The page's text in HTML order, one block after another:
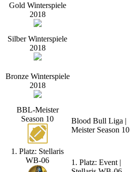
Gold Winterspiele
2018
Silber Winterspiele
2018
Bronze Winterspiele
2018
BBL-Meister
Season 10
Blood Bull Liga |
Meister Season 10
1. Platz: Stellaris
WB-06
1. Platz: Event |